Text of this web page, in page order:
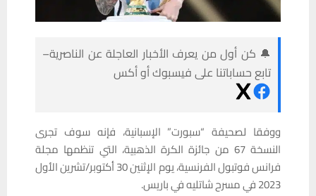
🔔 كن أول من يعرف الأخبار العاجلة عن الناصرية–
تابع حساباتنا على فيسبوك أو أكس
ووفقا لصحيفة “سبورت” الإسبانية، فإنه سوف تجرى
النسخة 67 من جائزة الكرة الذهبية، التي تنظمها مجلة
فرانس فوتبول الفرنسية، يوم الإثنين 30 أكتوبر/تشرين الأول
2023 في مسرح شاتليه في باريس.